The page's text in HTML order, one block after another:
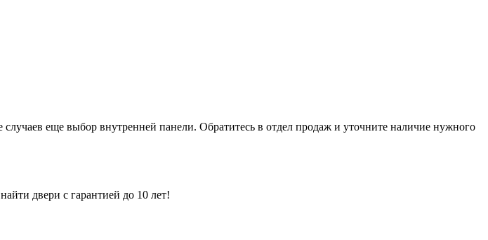
еще выбор внутренней панели. Обратитесь в отдел продаж и уточните наличие нужного
двери с гарантией до 10 лет!